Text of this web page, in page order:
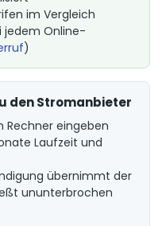
im Vergleich
jedem Online-
)
den Stromanbieter
Rechner eingeben
Laufzeit und
übernimmt der
ununterbrochen